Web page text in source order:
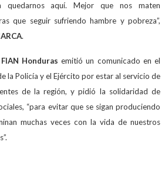
quedarnos aquí. Mejor que nos maten
que seguir sufriendo hambre y pobreza”,
.
FIAN Hondurasemitió un comunicado en el
la Policía y el Ejército por estar al servicio de
de la región, y pidió la solidaridad de
“para evitar que se sigan produciendo
muchas veces con la vida de nuestros